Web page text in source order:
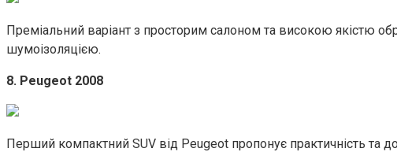
Преміальний варіант з просторим салоном та високою якістю
шумоізоляцією.
8. Peugeot 2008
Перший компактний SUV від Peugeot пропонує практичність та